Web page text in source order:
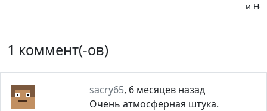
1 коммент(-ов)
sacry65, 6 месяцев назад
Очень атмосферная штука.